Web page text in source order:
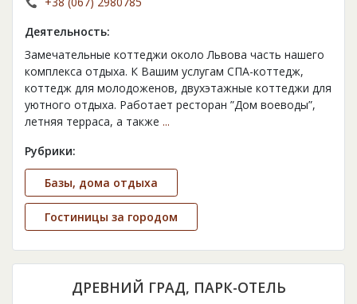
Деятельность:
Замечательные коттеджи около Львова часть нашего
комплекса отдыха. К Вашим услугам СПА-коттедж,
коттедж для молодоженов, двухэтажные коттеджи для
уютного отдыха. Работает ресторан ”Дом воеводы”,
летняя терраса, а также ...
Рубрики:
Базы, дома отдыха
Гостиницы за городом
ДРЕВНИЙ ГРАД, ПАРК-ОТЕЛЬ